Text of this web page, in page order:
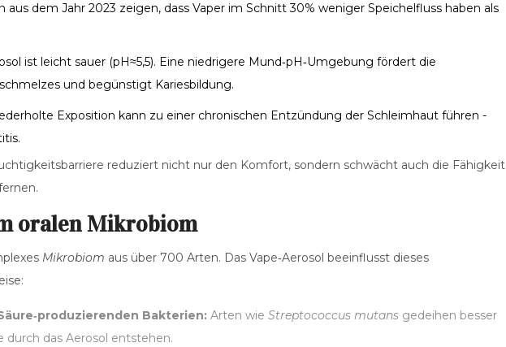
aus dem Jahr 2023 zeigen, dass Vaper im Schnitt 30% weniger Speichelfluss haben als
ist leicht sauer (pH≈5,5). Eine niedrigere Mund‑pH‑Umgebung fördert die
und begünstigt Kariesbildung.
Exposition kann zu einer chronischen Entzündung der Schleimhaut führen -
reduziert nicht nur den Komfort, sondern schwächt auch die Fähigkeit
oralen Mikrobiom
Mikrobiom aus über 700 Arten. Das Vape‑Aerosol beeinflusst dieses
Bakterien: Arten wie Streptococcus mutans gedeihen besser
durch das Aerosol entstehen.